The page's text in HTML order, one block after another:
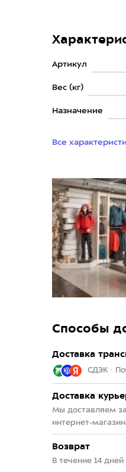
Артикул
Вес (кг)
Назначение
Все
Способы
Доставка
СДЭК ·
Доставка
Мы доставляем
интернет-
Возврат
В течение 14